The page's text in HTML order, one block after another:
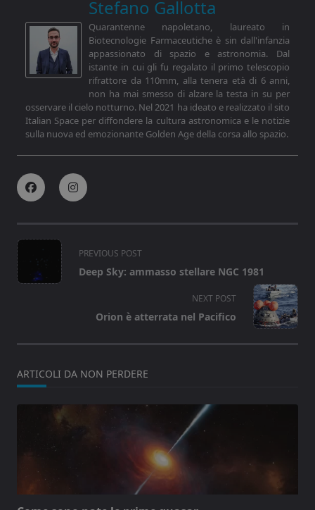
Stefano Gallotta
Quarantenne napoletano, laureato in
Biotecnologie Farmaceutiche è sin dall'infanzia
appassionato di spazio e astronomia. Dal
istante in cui gli fu regalato il primo telescopio
rifrattore da 110mm, alla tenera età di 6 anni,
non ha mai smesso di alzare la testa in su per
osservare il cielo notturno. Nel 2021 ha ideato e realizzato il sito
Italian Space per diffondere la cultura astronomica e le notizie
sulla nuova ed emozionante Golden Age della corsa allo spazio.
<span
class="nav-
subtitle
PREVIOUS POST
Deep Sky: ammasso stellare NGC 1981
NEXT POST
Orion è atterrata nel Pacifico
ARTICOLI DA NON PERDERE